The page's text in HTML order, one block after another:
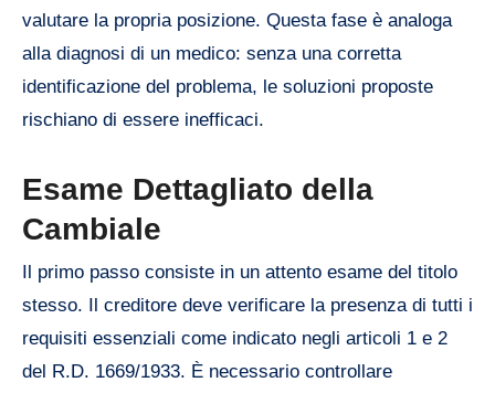
valutare la propria posizione. Questa fase è analoga
alla diagnosi di un medico: senza una corretta
identificazione del problema, le soluzioni proposte
rischiano di essere inefficaci.
Esame Dettagliato della
Cambiale
Il primo passo consiste in un attento esame del titolo
stesso. Il creditore deve verificare la presenza di tutti i
requisiti essenziali come indicato negli articoli 1 e 2
del R.D. 1669/1933. È necessario controllare